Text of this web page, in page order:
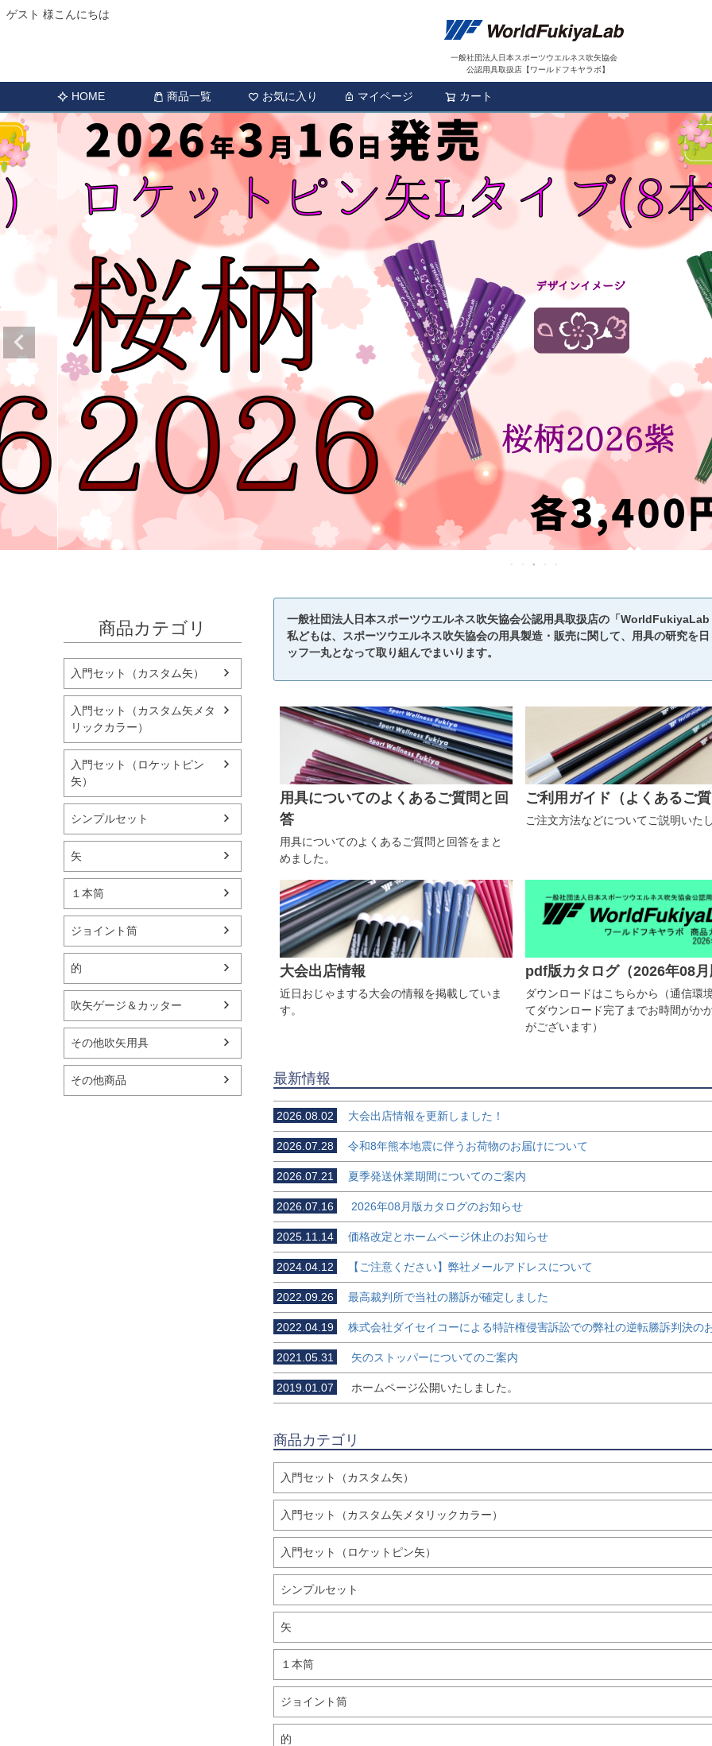
ゲスト 様こんにちは
一般社団法人日本スポーツウエルネス吹矢協会
公認用具取扱店【ワールドフキヤラボ】
HOME 商品一覧 お気に入り マイページ カート
商品カテゴリ
入門セット（カスタム矢）
入門セット（カスタム矢メタ
リックカラー）
入門セット（ロケットピン
矢）
シンプルセット
矢
１本筒
ジョイント筒
的
吹矢ゲージ＆カッター
その他吹矢用具
その他商品
一般社団法人日本スポーツウエルネス吹矢協会公認用具取扱店の「
私どもは、スポーツウエルネス吹矢協会の用具製造・販売に関して、用具の研究を
ッフ一丸となって取り組んでまいります。
用具についてのよくあるご質問と回
答
用具についてのよくあるご質問と回答をまと
めました。
ご利用ガイド（よくあるご
ご注文方法などについてご説明いた
大会出店情報
近日おじゃまする大会の情報を掲載していま
す。
pdf版カタログ（2026年08
ダウンロードはこちらから（通信環
てダウンロード完了までお時間がか
がございます）
最新情報
2026.08.02 大会出店情報を更新しました！
2026.07.28 令和8年熊本地震に伴うお荷物のお届けについて
2026.07.21 夏季発送休業期間についてのご案内
2026.07.16 2026年08月版カタログのお知らせ
2025.11.14 価格改定とホームページ休止のお知らせ
2024.04.12 【ご注意ください】弊社メールアドレスについて
2022.09.26 最高裁判所で当社の勝訴が確定しました
2022.04.19 株式会社ダイセイコーによる特許権侵害訴訟での弊社の逆転勝訴判決の
2021.05.31 矢のストッパーについてのご案内
2019.01.07 ホームページ公開いたしました。
商品カテゴリ
入門セット（カスタム矢）
入門セット（カスタム矢メタリックカラー）
入門セット（ロケットピン矢）
シンプルセット
矢
１本筒
ジョイント筒
的